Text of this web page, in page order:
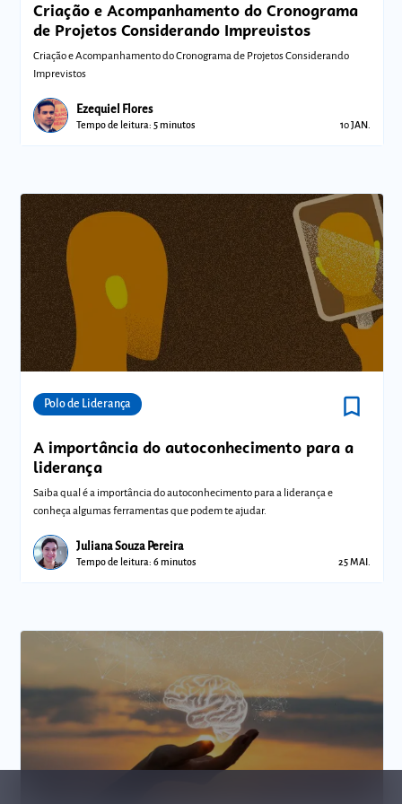
Criação e Acompanhamento do Cronograma
de Projetos Considerando Imprevistos
Criação e Acompanhamento do Cronograma de Projetos Considerando
Imprevistos
Ezequiel Flores
Tempo de leitura: 5 minutos 10 JAN.
Polo de Liderança bookmark_border
A importância do autoconhecimento para a
liderança
Saiba qual é a importância do autoconhecimento para a liderança e
conheça algumas ferramentas que podem te ajudar.
Juliana Souza Pereira
Tempo de leitura: 6 minutos 25 MAI.